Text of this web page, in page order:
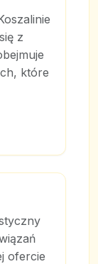
z
które
ofercie